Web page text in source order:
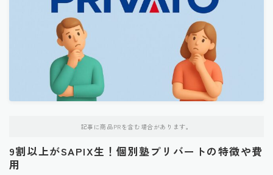
記事に商品PRを含む場合があります。
9割以上がSAPIX生！個別塾プリバートの特徴や費
用